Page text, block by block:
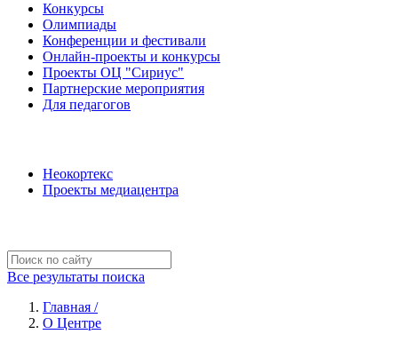
Конкурсы
Олимпиады
Конференции и фестивали
Онлайн-проекты и конкурсы
Проекты ОЦ "Сириус"
Партнерские мероприятия
Для педагогов
Неокортекс
Проекты медиацентра
Все результаты поиска
Главная /
О Центре